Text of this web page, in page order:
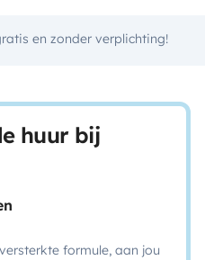
en zonder verplichting!
huur bij
formule, aan jou